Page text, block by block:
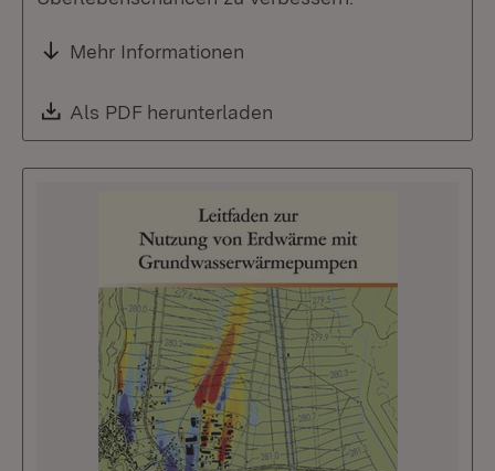
Mehr Informationen
Download:
Als PDF herunterladen